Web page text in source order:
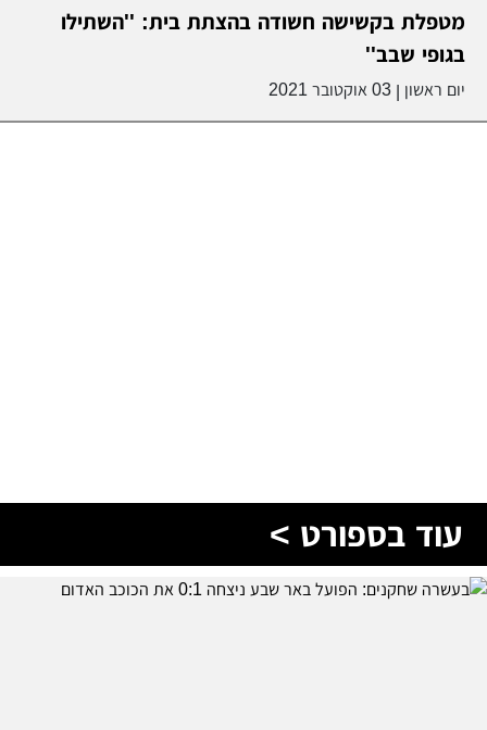
מטפלת בקשישה חשודה בהצתת בית: ''השתילו
בגופי שבב''
יום ראשון 03 אוקטובר 2021
עוד בספורט >